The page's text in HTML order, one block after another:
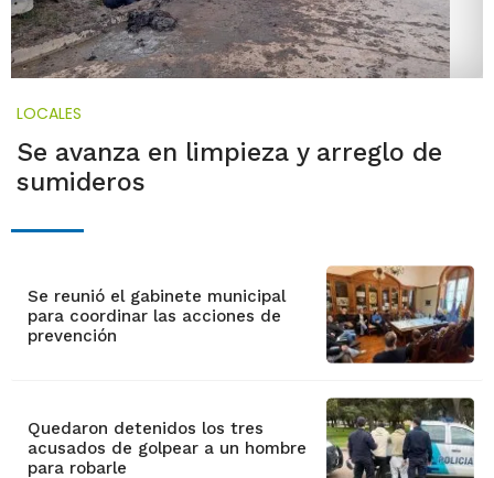
LOCALES
Se avanza en limpieza y arreglo de
sumideros
Se reunió el gabinete municipal
para coordinar las acciones de
prevención
Quedaron detenidos los tres
acusados de golpear a un hombre
para robarle